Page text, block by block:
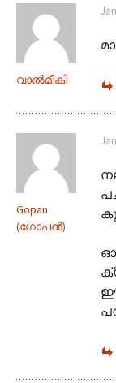
വാല്‍മീകി
Gopan
(ഗോപന്‍)
ഓ
ഈ